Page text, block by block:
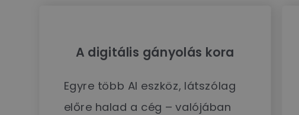
A digitális gányolás kora
Egyre több AI eszköz, látszólag
előre halad a cég – valójában